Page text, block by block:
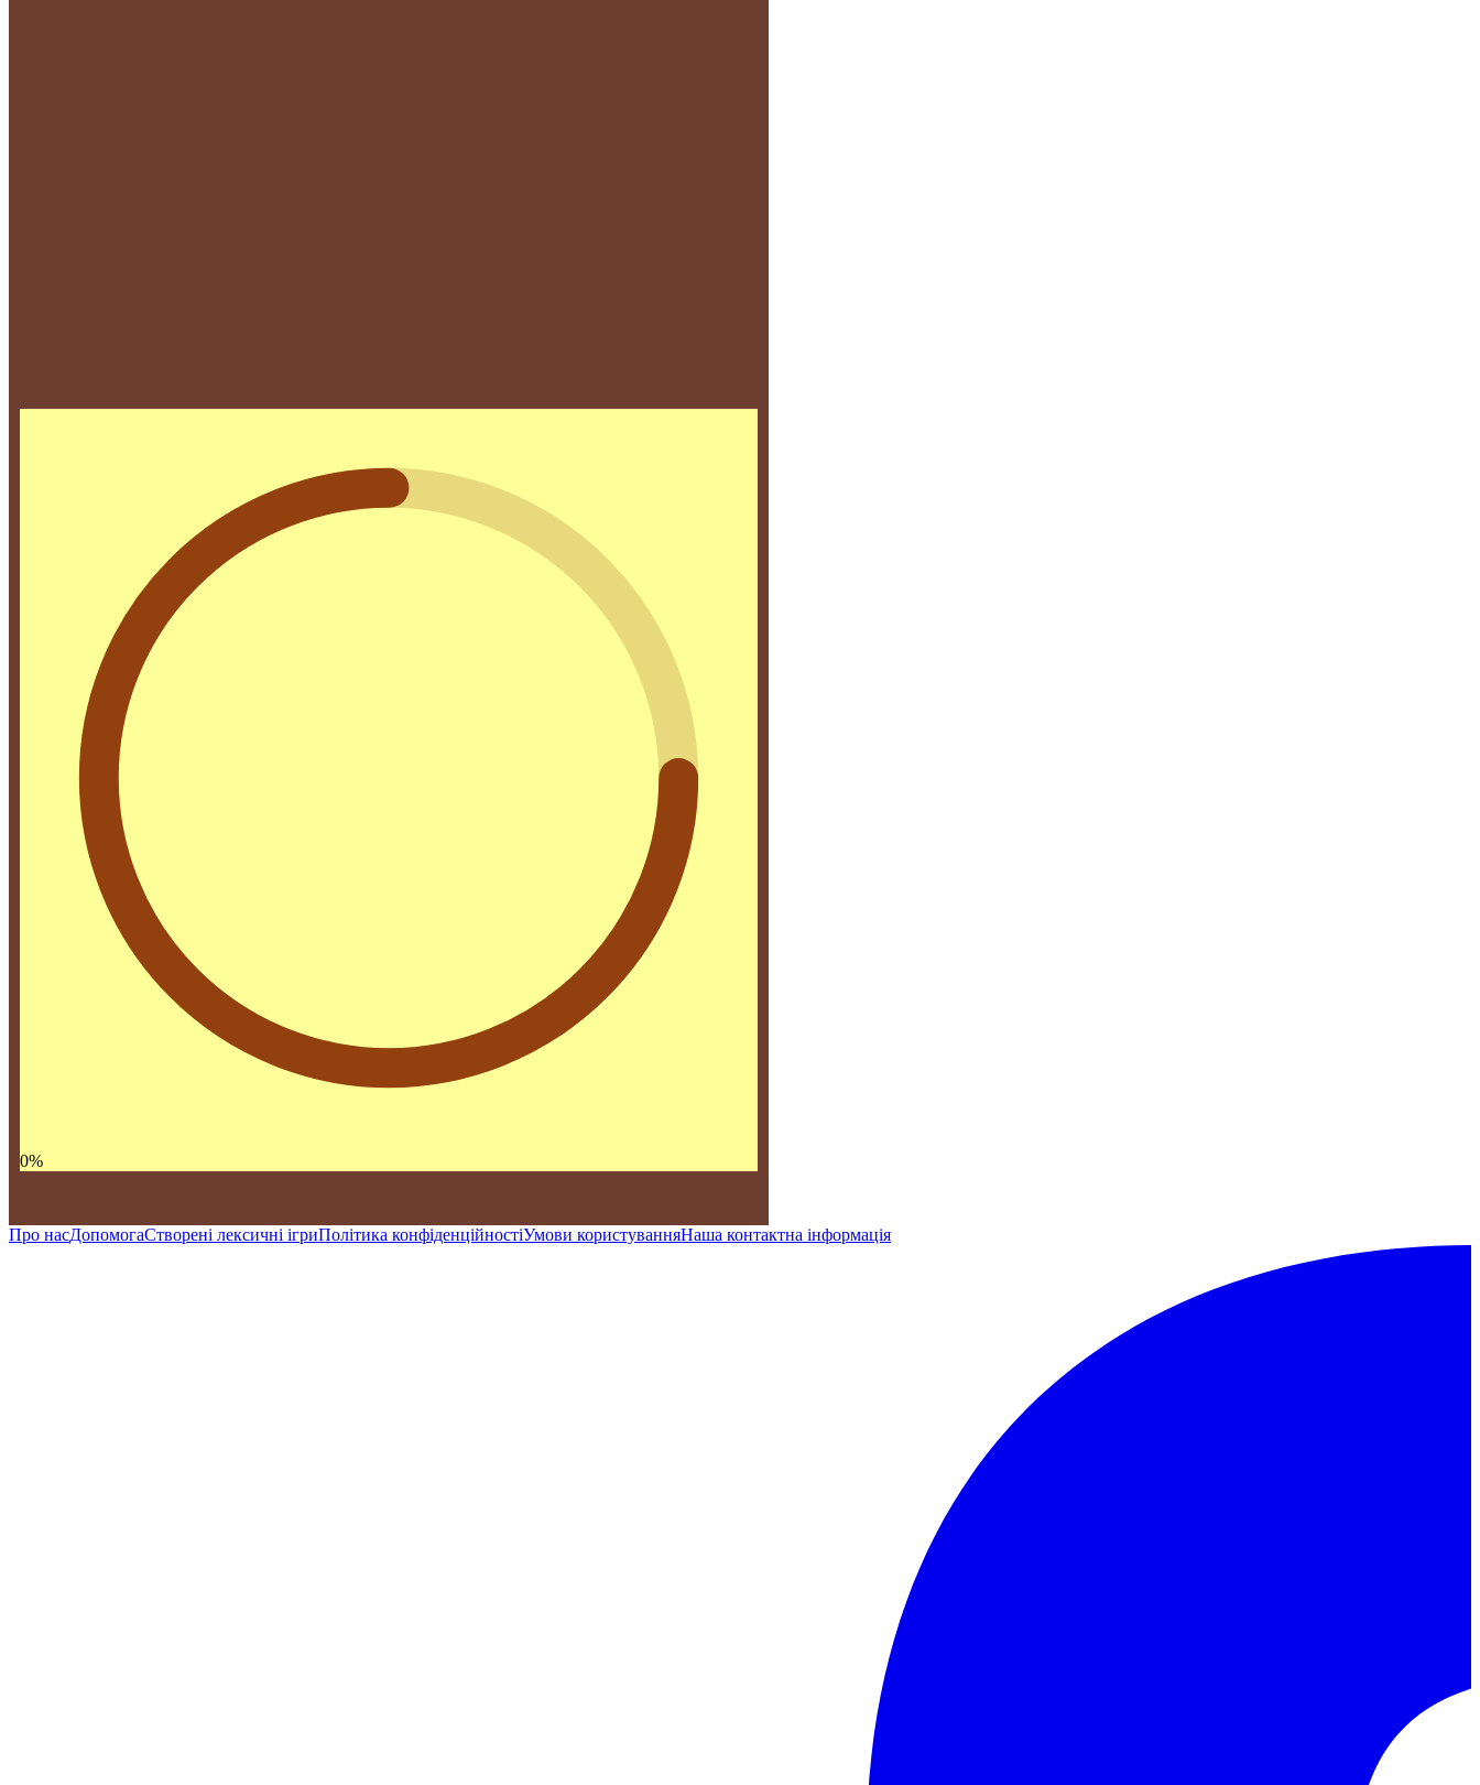
0%
Про насДопомогаСтворені лексичні ігриПолітика конфіденційностіУмови користуванняНаша контактна інформація